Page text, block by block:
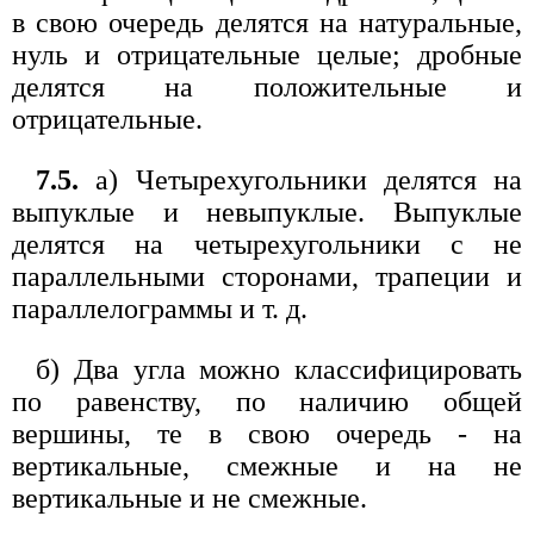
в свою очередь делятся на натуральные,
нуль и отрицательные целые; дробные
делятся на положительные и
отрицательные.
7.5. а) Четырехугольники делятся на
выпуклые и невыпуклые. Выпуклые
делятся на четырехугольники с не
параллельными сторонами, трапеции и
параллелограммы и т. д.
б) Два угла можно классифицировать
по равенству, по наличию общей
вершины, те в свою очередь - на
вертикальные, смежные и на не
вертикальные и не смежные.